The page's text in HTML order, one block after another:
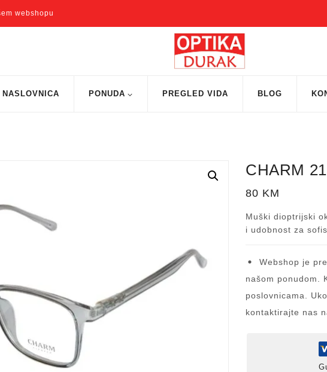
webshopu
NASLOVNICA PONUDA PREGLED VIDA BLOG
CHARM
80 KM
Muški dioptrijski
i udobnost za
Webshop je
našom ponudom.
poslovnicama.
kontaktirajte nas